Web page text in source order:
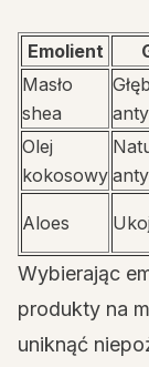
Emolient
Masło
shea
Olej
kokosowy
Aloes
Wybierając
produkty na
uniknąć